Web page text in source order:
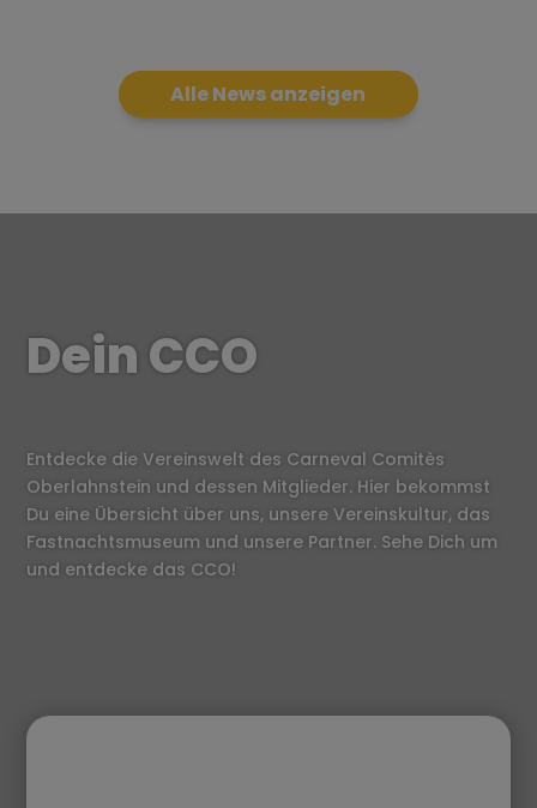
Alle News anzeigen
Dein CCO
Entdecke die Vereinswelt des Carneval Comitès
Oberlahnstein und dessen Mitglieder. Hier bekommst
Du eine Übersicht über uns, unsere Vereinskultur, das
Fastnachtsmuseum und unsere Partner. Sehe Dich um
und entdecke das CCO!